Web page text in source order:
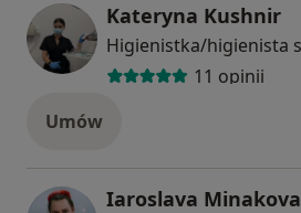
Kateryna Kushnir
11 opinii
Umów
Iaroslava Minakova